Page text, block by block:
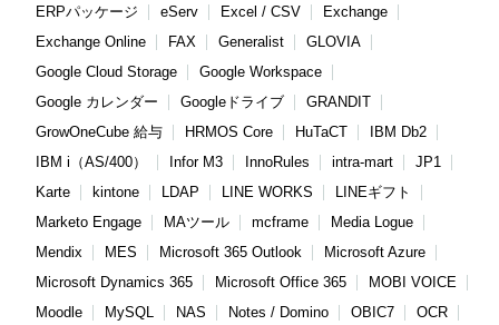
ERPパッケージ
eServ Excel / CSV
Exchange
Exchange Online
FAX Generalist
GLOVIA
Google Cloud Storage
Google Workspace
Google カレンダー
Googleドライブ
GRANDIT
GrowOneCube 給与
HRMOS Core HuTaCT
IBM Db2
IBM i（AS/400）
Infor M3 InnoRules intra-mart
JP1
Karte
kintone LDAP LINE WORKS
LINEギフト
Marketo Engage
MAツール mcframe
Media Logue
Mendix
MES Microsoft 365 Outlook
Microsoft Azure
Microsoft Dynamics 365
Microsoft Office 365
MOBI VOICE
Moodle
MySQL NAS Notes / Domino OBIC7
OCR